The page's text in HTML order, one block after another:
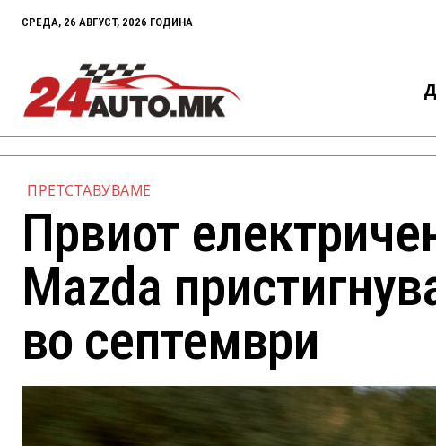
СРЕДА, 26 АВГУСТ, 2026 ГОДИНА
ПРЕТСТАВУВАМЕ
Првиот
Mazda
во септември